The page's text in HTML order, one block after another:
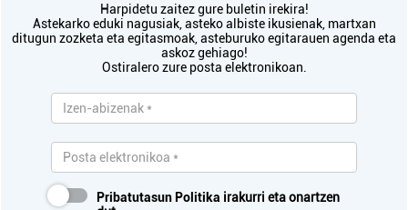
Harpidetu zaitez gure buletin irekira!
Astekarko eduki nagusiak, asteko albiste ikusienak, martxan
ditugun zozketa eta egitasmoak, asteburuko egitarauen agenda eta
askoz gehiago!
Ostiralero zure posta elektronikoan.
Pribatutasun Politika irakurri eta onartzen